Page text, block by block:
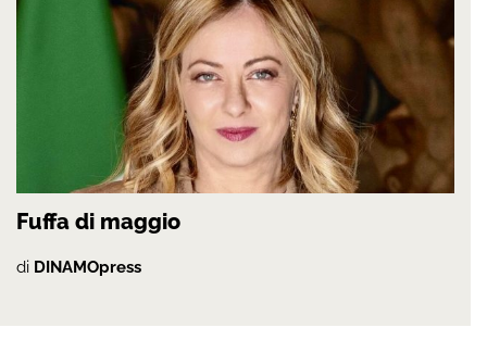
Fuffa di maggio
di DINAMOpress